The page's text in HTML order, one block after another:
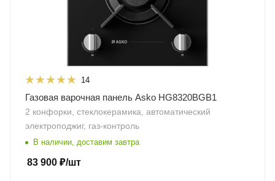
14
Газовая варочная панель Asko HG8320BGB1
2 конфорки, стеклокерамика, автоматический
электроподжиг, газ-контроль
В наличии, доставим завтра
83 900 ₽/шт